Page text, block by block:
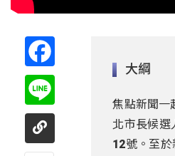
大綱
焦點新聞一
北市長候選
12號。至